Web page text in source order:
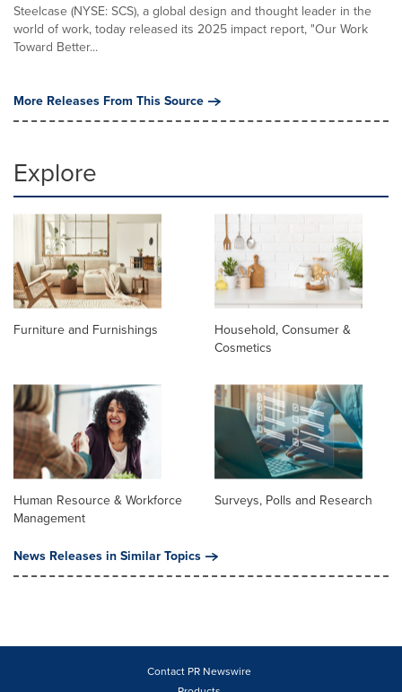
Steelcase (NYSE: SCS), a global design and thought leader in the
world of work, today released its 2025 impact report, "Our Work
Toward Better...
More Releases From This Source
Explore
Furniture and Furnishings
Household, Consumer &
Cosmetics
Human Resource & Workforce
Management
Surveys, Polls and Research
News Releases in Similar Topics
Contact PR Newswire